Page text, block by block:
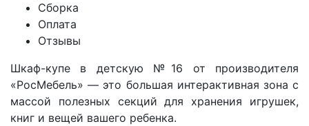
Сборка
Оплата
Отзывы
Шкаф-купе в детскую №16 от производителя
«РосМебель» — это большая интерактивная зона с
массой полезных секций для хранения игрушек,
книг и вещей вашего ребенка.